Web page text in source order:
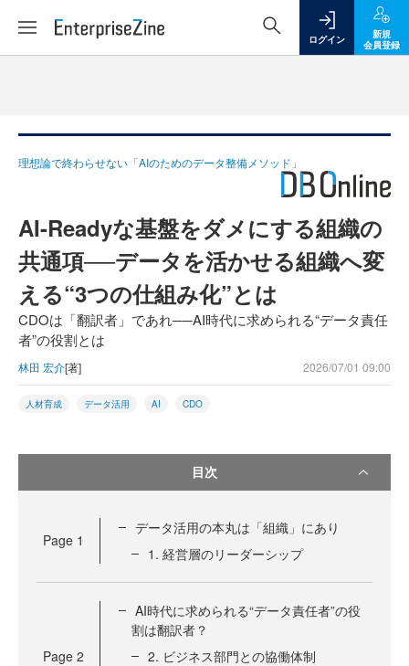
ログイン
新規
会員登録
理想論で終わらせない「AIのためのデータ整備メソッド」
AI-Readyな基盤をダメにする組織の
共通項──データを活かせる組織へ変
える“3つの仕組み化”とは
CDOは「翻訳者」であれ──AI時代に求められる“データ責任
者”の役割とは
林田 宏介[著] 2026/07/01 09:00
人材育成 データ活用 AI CDO
目次
Page 1
データ活用の本丸は「組織」にあり
1. 経営層のリーダーシップ
Page 2
AI時代に求められる“データ責任者”の役
割は翻訳者？
2. ビジネス部門との協働体制